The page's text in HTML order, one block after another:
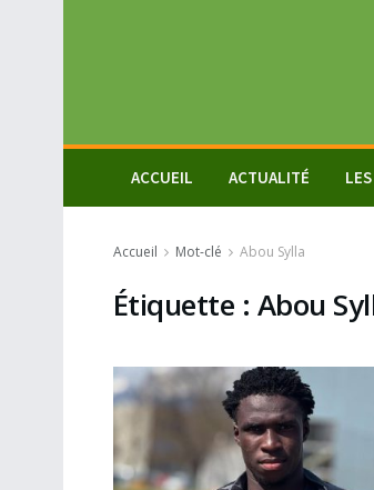
ACCUEIL ACTUALITÉ
Accueil Mot-clé Abou Sylla
Étiquette : Abou